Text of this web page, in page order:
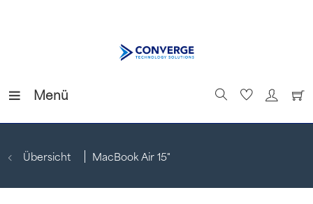
Menü
Übersicht MacBook Air 15"